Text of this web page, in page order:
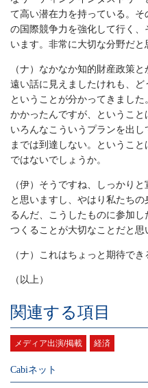
て高い潜在力を持っている。
の国際競争力を強化して行く
います。非常に大切な分野だと
（ナ）なかなか知的財産政策
遠い話に見えましたけれも、
ということが分かってきまし
かかったんですが、というこ
いろんなこういうプランを出
までは到達しない。というこ
ではないでしょうか。
（伊）そうですね、しっかり
と思いますし、やはり私たち
るんだ、こうしたものに参加
つくることが大切なことだと思
（ナ）これはちょっと期待で
（以上）
関連する項目
メディア出演/掲載 経済
Cabiネット